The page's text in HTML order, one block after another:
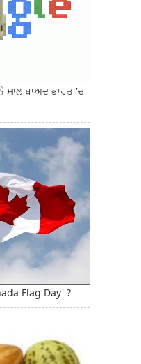
ਸਾਲ ਬਾਅਦ ਭਾਰਤ 'ਚ
Flag Day' ?